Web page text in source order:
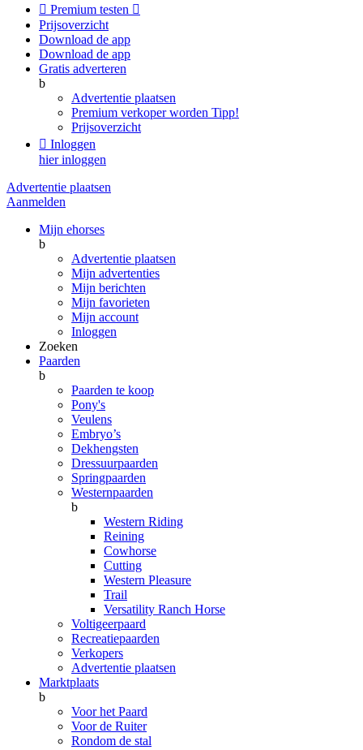
 Premium testen 
Prijsoverzicht
Download de app
Download de app
Gratis adverteren
b
Advertentie plaatsen
Premium verkoper worden Tipp!
Prijsoverzicht
 Inloggen
hier inloggen
Advertentie plaatsen
Aanmelden
Mijn ehorses
b
Advertentie plaatsen
Mijn advertenties
Mijn berichten
Mijn favorieten
Mijn account
Inloggen
Zoeken
Paarden
b
Paarden te koop
Pony's
Veulens
Embryo’s
Dekhengsten
Dressuurpaarden
Springpaarden
Westernpaarden
b
Western Riding
Reining
Cowhorse
Cutting
Western Pleasure
Trail
Versatility Ranch Horse
Voltigeerpaard
Recreatiepaarden
Verkopers
Advertentie plaatsen
Marktplaats
b
Voor het Paard
Voor de Ruiter
Rondom de stal